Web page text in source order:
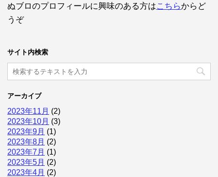
ぬブロのプロフィールに興味のある方はこちらからど
うぞ
サイト内検索
アーカイブ
2023年11月 (2)
2023年10月 (3)
2023年9月 (1)
2023年8月 (2)
2023年7月 (1)
2023年5月 (2)
2023年4月 (2)